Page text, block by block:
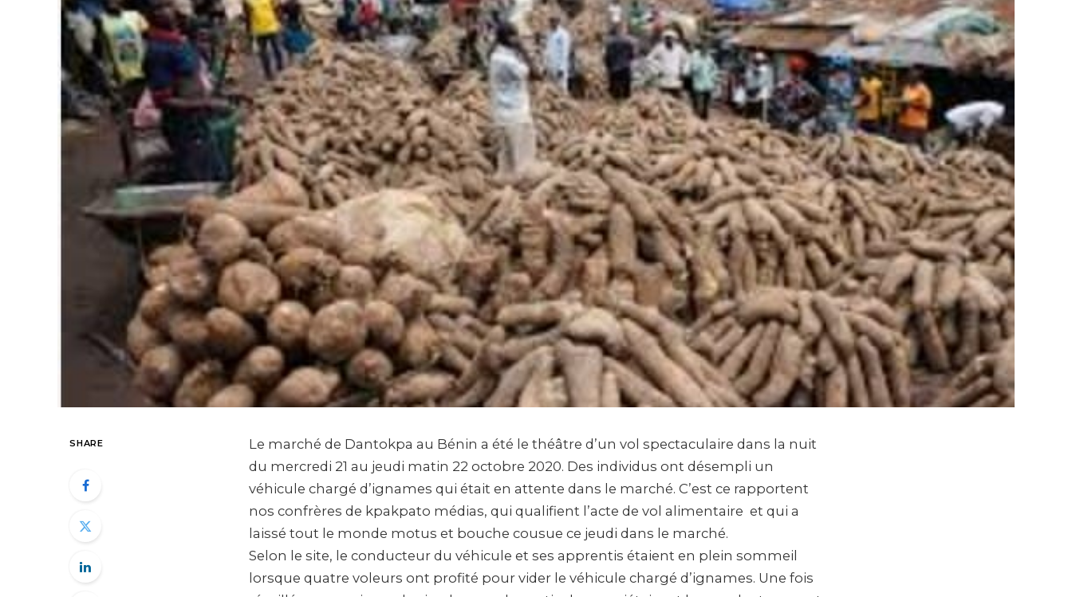
SHARE
Le marché de Dantokpa au Bénin a été le théâtre d’un vol spectaculaire dans la nuit
du mercredi 21 au jeudi matin 22 octobre 2020. Des individus ont désempli un
véhicule chargé d’ignames qui était en attente dans le marché. C’est ce rapportent
nos confrères de kpakpato médias, qui qualifient l’acte de vol alimentaire et qui a
laissé tout le monde motus et bouche cousue ce jeudi dans le marché.
Selon le site, le conducteur du véhicule et ses apprentis étaient en plein sommeil
lorsque quatre voleurs ont profité pour vider le véhicule chargé d’ignames. Une fois